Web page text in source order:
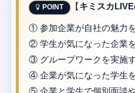
【キミスカ
① 参加企業が自社の魅力
② 学生が気になった企業
③ グループワークを実施
④ 企業が気になった学生
⑤ 企業と学生で個別面談